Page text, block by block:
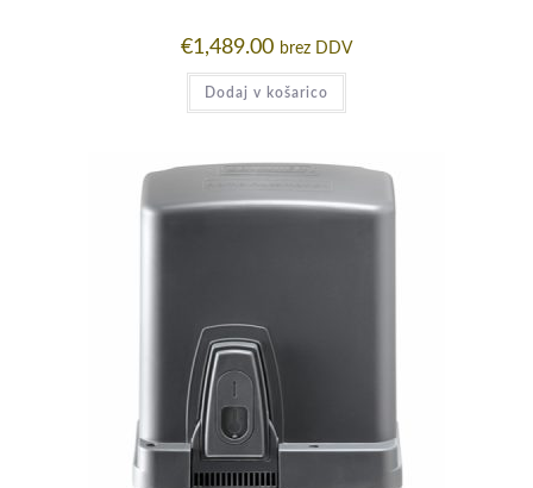
€1,489.00 brez DDV
Dodaj v košarico